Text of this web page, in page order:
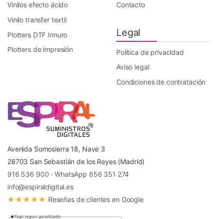
Vinilos efecto ácido
Vinilo transfer textil
Plotters DTF Innuro
Plotters de impresión
Contacto
Legal
Política de privacidad
Aviso legal
Condiciones de contratación
Avenida Somosierra 18, Nave 3
28703 San Sebastián de los Reyes (Madrid)
916 536 900 ·WhatsApp 656 351 274
info@espiraldigital.es
★★★★★ Reseñas de clientes en Google